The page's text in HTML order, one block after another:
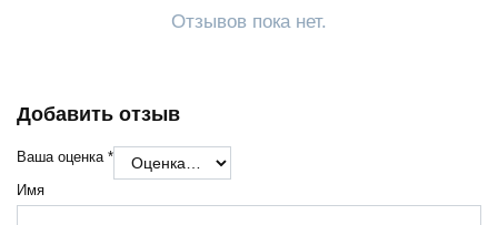
Отзывов пока нет.
Добавить отзыв
Ваша оценка *
Имя